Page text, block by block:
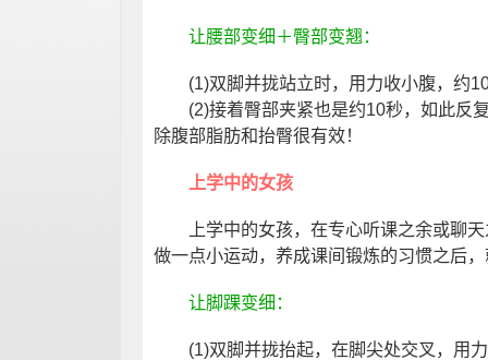
让腰部变细＋臀部变翘：
(1)双脚并拢站立时，用力收小腹，约
(2)接着臀部夹紧也是约10秒，如此
除腹部脂肪和抬臀很有效！
上学中的女孩
上学中的女孩，在专心听课之余或聊天
做一点小运动，养成课间锻炼的习惯之后
让脚踝变细：
(1)双脚并拢抬起，在脚尖处交叉，用力